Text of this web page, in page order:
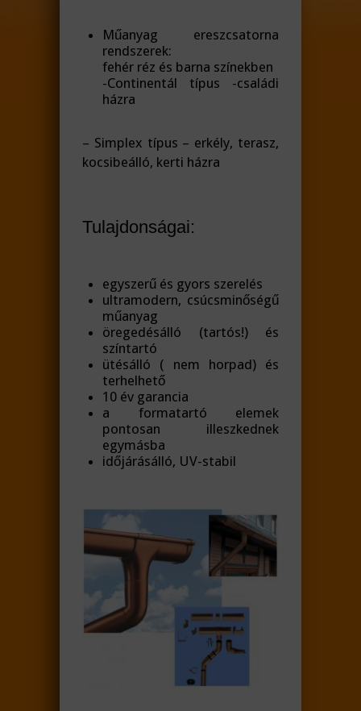
Műanyag ereszcsatorna
rendszerek:
fehér réz és barna színekben
-Continentál típus -családi
házra
– Simplex típus – erkély, terasz,
kocsibeálló, kerti házra
Tulajdonságai:
egyszerű és gyors szerelés
ultramodern, csúcsminőségű
műanyag
öregedésálló (tartós!) és
színtartó
ütésálló ( nem horpad) és
terhelhető
10 év garancia
a formatartó elemek
pontosan illeszkednek
egymásba
időjárásálló, UV-stabil